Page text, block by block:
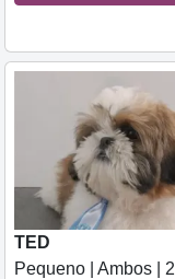
TED
Pequeno | Ambos |